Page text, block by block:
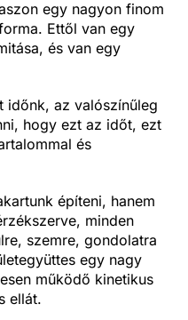
egy nagyon finom
Ettől van egy
és van egy
időnk, az valószínűleg
hogy ezt az időt, ezt
és
építeni, hanem
minden
szemre, gondolatra
egy nagy
működő kinetikus
ellát.